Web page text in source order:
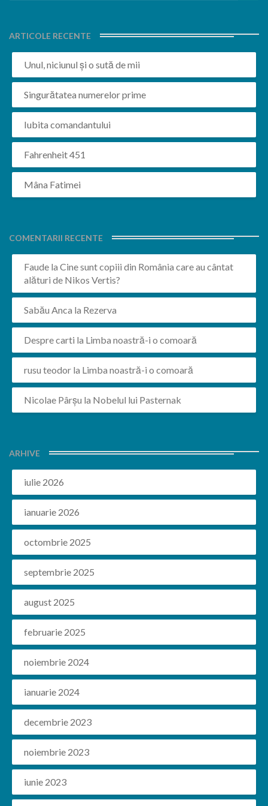
ARTICOLE RECENTE
Unul, niciunul și o sută de mii
Singurătatea numerelor prime
Iubita comandantului
Fahrenheit 451
Mâna Fatimei
COMENTARII RECENTE
Faude la Cine sunt copiii din România care au cântat
alături de Nikos Vertis?
Sabău Anca la Rezerva
Despre carti la Limba noastră-i o comoară
rusu teodor la Limba noastră-i o comoară
Nicolae Pârșu la Nobelul lui Pasternak
ARHIVE
iulie 2026
ianuarie 2026
octombrie 2025
septembrie 2025
august 2025
februarie 2025
noiembrie 2024
ianuarie 2024
decembrie 2023
noiembrie 2023
iunie 2023